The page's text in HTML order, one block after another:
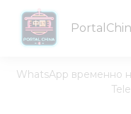
WhatsApp временно